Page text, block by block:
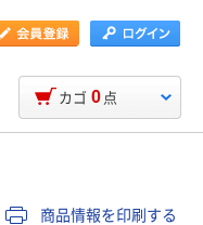
カゴ 0 点
商品情報を印刷する